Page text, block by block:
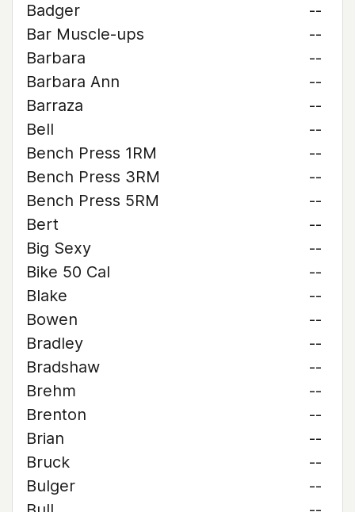
Badger
--
Bar Muscle-ups
--
Barbara
--
Barbara Ann
--
Barraza
--
Bell
--
Bench Press 1RM
--
Bench Press 3RM
--
Bench Press 5RM
--
Bert
--
Big Sexy
--
Bike 50 Cal
--
Blake
--
Bowen
--
Bradley
--
Bradshaw
--
Brehm
--
Brenton
--
Brian
--
Bruck
--
Bulger
--